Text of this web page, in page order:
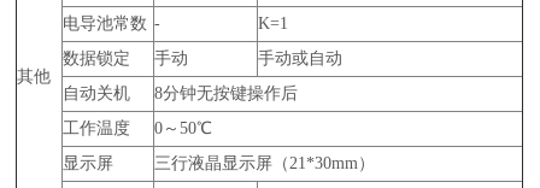
其他
电导池常数 -
K=1
数据锁定
手动
手动或自动
自动关机
8分钟无按键操作后
工作温度
0～50℃
显示屏
三行液晶显示屏（21*30mm）